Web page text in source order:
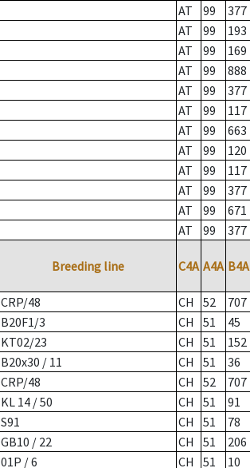
AT 99 377
AT 99 193
AT 99 169
AT 99 888
AT 99 377
AT 99 117
AT 99 663
AT 99 120
AT 99 117
AT 99 377
AT 99 671
AT 99 377
Breeding line C4A A4A B4A
CRP/48 CH 52 707
B20F1/3 CH 51 45
KT02/23 CH 51 152
B20x30 / 11 CH 51 36
CRP/48 CH 52 707
KL 14 / 50 CH 51 91
S91 CH 51 78
GB10 / 22 CH 51 206
01P / 6 CH 51 10